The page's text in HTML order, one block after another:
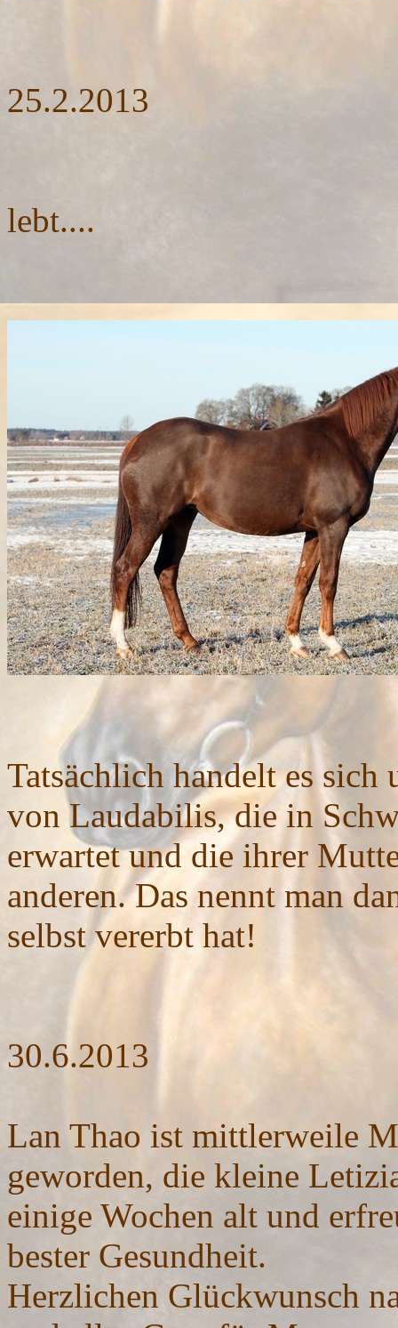
25.2.2013
lebt....
... könnte
Tatsächlich handelt es
von Laudabilis, die in
erwartet und die ihrer
anderen. Das nennt man
selbst vererbt hat!
30.6.2013
Lan Thao ist mittlerweile
geworden, die kleine
einige Wochen alt und
bester Gesundheit.
Herzlichen Glückwunsch